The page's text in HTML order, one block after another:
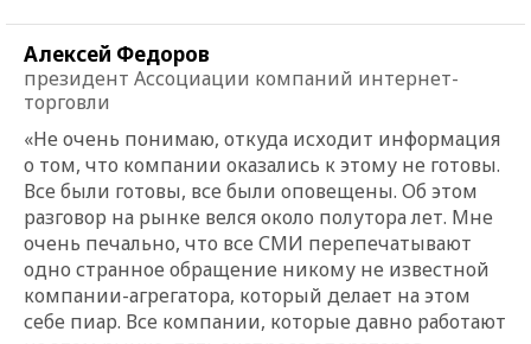
Алексей Федоров
президент Ассоциации компаний интернет-
торговли
«Не очень понимаю, откуда исходит информация
о том, что компании оказались к этому не готовы.
Все были готовы, все были оповещены. Об этом
разговор на рынке велся около полутора лет. Мне
очень печально, что все СМИ перепечатывают
одно странное обращение никому не известной
компании-агрегатора, который делает на этом
себе пиар. Все компании, которые давно работают